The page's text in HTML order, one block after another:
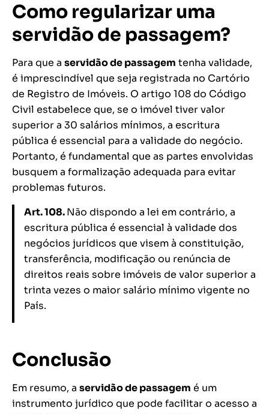
Como regularizar uma
servidão de passagem?
Para que a servidão de passagem tenha validade,
é imprescindível que seja registrada no Cartório
de Registro de Imóveis. O artigo 108 do Código
Civil estabelece que, se o imóvel tiver valor
superior a 30 salários mínimos, a escritura
pública é essencial para a validade do negócio.
Portanto, é fundamental que as partes envolvidas
busquem a formalização adequada para evitar
problemas futuros.
Art. 108.Não dispondo a lei em contrário, a
escritura pública é essencial à validade dos
negócios jurídicos que visem à constituição,
transferência, modificação ou renúncia de
direitos reais sobre imóveis de valor superior a
trinta vezes o maior salário mínimo vigente no
País.
Conclusão
Em resumo, a servidão de passagem é um
instrumento jurídico que pode facilitar o acesso a